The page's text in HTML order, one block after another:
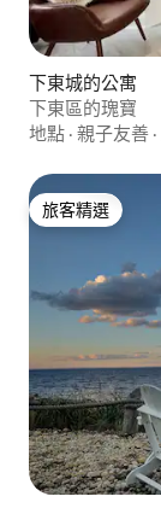
下東城的公寓
下東區的瑰寶
地點 · 親子友善 ·
旅客精選
旅客精選